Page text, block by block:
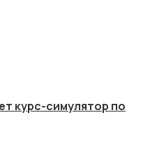
курс-симулятор по